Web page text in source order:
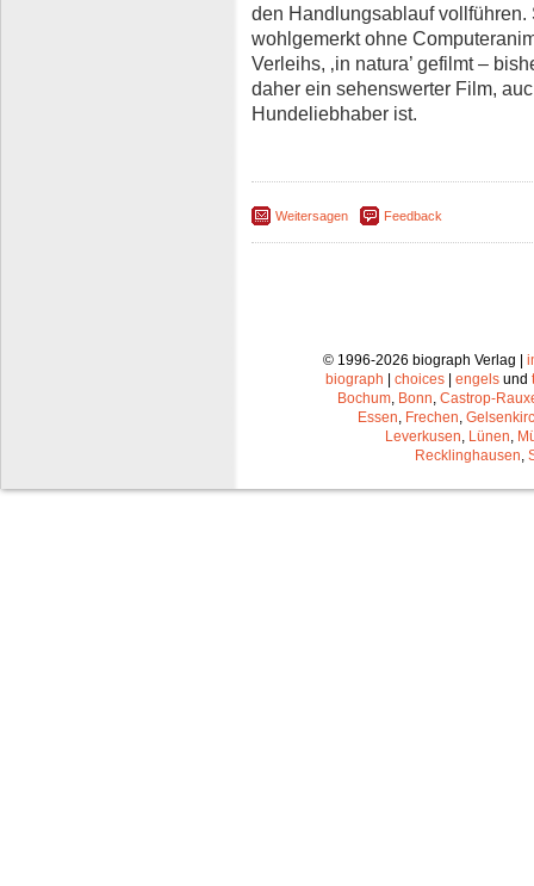
den Handlungsablauf
wohlgemerkt ohne
Verleihs, ‚in natura’ gefilmt –
daher ein sehenswerter Film,
Hundeliebhaber ist.
Weitersagen Feedback
© 1996-2026 biograph Verlag |
biograph
choices engels und
Bochum, Bonn, Castrop-
Essen, Frechen,
Leverkusen, Lünen,
Recklinghausen,